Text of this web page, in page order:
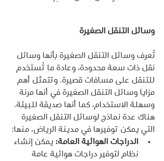
وسائل التنقل الصغيرة
تُعرف وسائل التنقل الصغيرة بأنها وسائل
نقل ذات سعة محدودة، وعادة ما تُستخدم
للتنقل على مسافات قصيرة. وتتمثل أهم
مزايا وسائل التنقل الصغيرة في أنها مرنة
وسهلة الاستخدام، كما أنها صديقة للبيئة.
هناك عدة نماذج لوسائل التنقل الصغيرة
التي يمكن توفيرها في مدينة الرياض، منها:
الدراجات الهوائية العامة: يمكن إنشاء
نظام لتوفير دراجات هوائية عامة